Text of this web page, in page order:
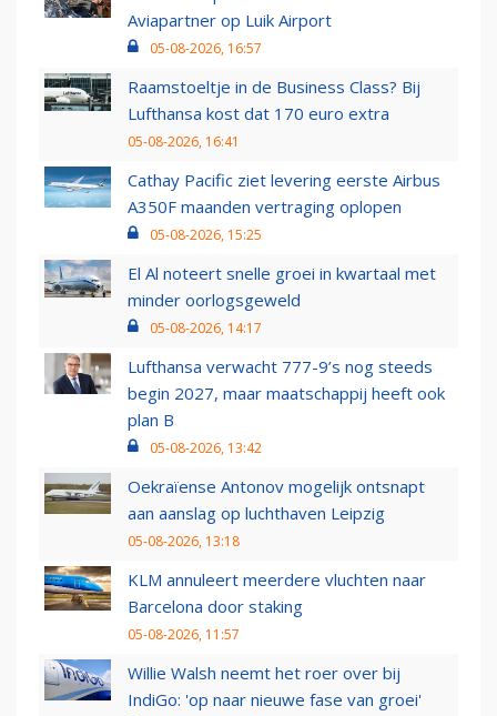
Aviapartner op Luik Airport
05-08-2026, 16:57
Raamstoeltje in de Business Class? Bij
Lufthansa kost dat 170 euro extra
05-08-2026, 16:41
Cathay Pacific ziet levering eerste Airbus
A350F maanden vertraging oplopen
05-08-2026, 15:25
El Al noteert snelle groei in kwartaal met
minder oorlogsgeweld
05-08-2026, 14:17
Lufthansa verwacht 777-9’s nog steeds
begin 2027, maar maatschappij heeft ook
plan B
05-08-2026, 13:42
Oekraïense Antonov mogelijk ontsnapt
aan aanslag op luchthaven Leipzig
05-08-2026, 13:18
KLM annuleert meerdere vluchten naar
Barcelona door staking
05-08-2026, 11:57
Willie Walsh neemt het roer over bij
IndiGo: 'op naar nieuwe fase van groei'